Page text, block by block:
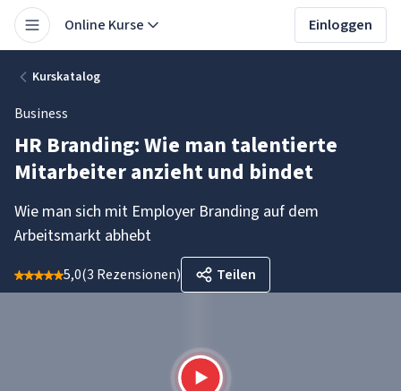
Online Kurse Einloggen
Kurskatalog
Business
HR Branding: Wie man talentierte
Mitarbeiter anzieht und bindet
Wie man sich mit Employer Branding auf dem
Arbeitsmarkt abhebt
5,0(3 Rezensionen) Teilen